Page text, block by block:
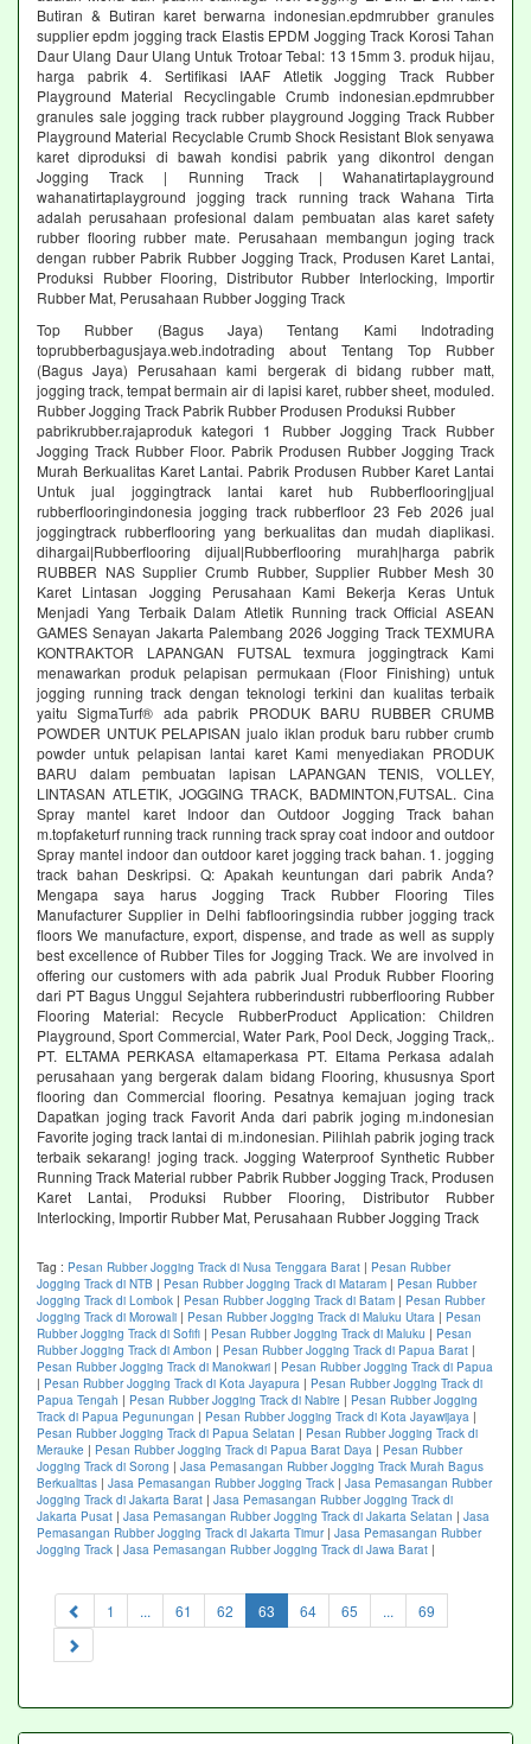
Butiran & Butiran karet berwarna indonesian.epdmrubber granules
supplier epdm jogging track Elastis EPDM Jogging Track Korosi Tahan
Daur Ulang Daur Ulang Untuk Trotoar Tebal: 13 15mm 3. produk hijau,
harga pabrik 4. Sertifikasi IAAF Atletik Jogging Track Rubber
Playground Material Recyclingable Crumb indonesian.epdmrubber
granules sale jogging track rubber playground Jogging Track Rubber
Playground Material Recyclable Crumb Shock Resistant Blok senyawa
karet diproduksi di bawah kondisi pabrik yang dikontrol dengan
Jogging Track | Running Track | Wahanatirtaplayground
wahanatirtaplayground jogging track running track Wahana Tirta
adalah perusahaan profesional dalam pembuatan alas karet safety
rubber flooring rubber mate. Perusahaan membangun joging track
dengan rubber Pabrik Rubber Jogging Track, Produsen Karet Lantai,
Produksi Rubber Flooring, Distributor Rubber Interlocking, Importir
Rubber Mat, Perusahaan Rubber Jogging Track
Top Rubber (Bagus Jaya) Tentang Kami Indotrading
toprubberbagusjaya.web.indotrading about Tentang Top Rubber
(Bagus Jaya) Perusahaan kami bergerak di bidang rubber matt,
jogging track, tempat bermain air di lapisi karet, rubber sheet, moduled.
Rubber Jogging Track Pabrik Rubber Produsen Produksi Rubber
pabrikrubber.rajaproduk kategori 1 Rubber Jogging Track Rubber
Jogging Track Rubber Floor. Pabrik Produsen Rubber Jogging Track
Murah Berkualitas Karet Lantai. Pabrik Produsen Rubber Karet Lantai
Untuk jual joggingtrack lantai karet hub Rubberflooring|jual
rubberflooringindonesia jogging track rubberfloor 23 Feb 2026 jual
joggingtrack rubberflooring yang berkualitas dan mudah diaplikasi.
dihargai|Rubberflooring dijual|Rubberflooring murah|harga pabrik
RUBBER NAS Supplier Crumb Rubber, Supplier Rubber Mesh 30
Karet Lintasan Jogging Perusahaan Kami Bekerja Keras Untuk
Menjadi Yang Terbaik Dalam Atletik Running track Official ASEAN
GAMES Senayan Jakarta Palembang 2026 Jogging Track TEXMURA
KONTRAKTOR LAPANGAN FUTSAL texmura joggingtrack Kami
menawarkan produk pelapisan permukaan (Floor Finishing) untuk
jogging running track dengan teknologi terkini dan kualitas terbaik
yaitu SigmaTurf® ada pabrik PRODUK BARU RUBBER CRUMB
POWDER UNTUK PELAPISAN jualo iklan produk baru rubber crumb
powder untuk pelapisan lantai karet Kami menyediakan PRODUK
BARU dalam pembuatan lapisan LAPANGAN TENIS, VOLLEY,
LINTASAN ATLETIK, JOGGING TRACK, BADMINTON,FUTSAL. Cina
Spray mantel karet Indoor dan Outdoor Jogging Track bahan
m.topfaketurf running track running track spray coat indoor and outdoor
Spray mantel indoor dan outdoor karet jogging track bahan. 1. jogging
track bahan Deskripsi. Q: Apakah keuntungan dari pabrik Anda?
Mengapa saya harus Jogging Track Rubber Flooring Tiles
Manufacturer Supplier in Delhi fabflooringsindia rubber jogging track
floors We manufacture, export, dispense, and trade as well as supply
best excellence of Rubber Tiles for Jogging Track. We are involved in
offering our customers with ada pabrik Jual Produk Rubber Flooring
dari PT Bagus Unggul Sejahtera rubberindustri rubberflooring Rubber
Flooring Material: Recycle RubberProduct Application: Children
Playground, Sport Commercial, Water Park, Pool Deck, Jogging Track,.
PT. ELTAMA PERKASA eltamaperkasa PT. Eltama Perkasa adalah
perusahaan yang bergerak dalam bidang Flooring, khususnya Sport
flooring dan Commercial flooring. Pesatnya kemajuan joging track
Dapatkan joging track Favorit Anda dari pabrik joging m.indonesian
Favorite joging track lantai di m.indonesian. Pilihlah pabrik joging track
terbaik sekarang! joging track. Jogging Waterproof Synthetic Rubber
Running Track Material rubber Pabrik Rubber Jogging Track, Produsen
Karet Lantai, Produksi Rubber Flooring, Distributor Rubber
Interlocking, Importir Rubber Mat, Perusahaan Rubber Jogging Track
Tag : Pesan Rubber Jogging Track di Nusa Tenggara Barat | Pesan Rubber
Jogging Track di NTB | Pesan Rubber Jogging Track di Mataram | Pesan Rubber
Jogging Track di Lombok | Pesan Rubber Jogging Track di Batam | Pesan Rubber
Jogging Track di Morowali | Pesan Rubber Jogging Track di Maluku Utara | Pesan
Rubber Jogging Track di Sofifi | Pesan Rubber Jogging Track di Maluku | Pesan
Rubber Jogging Track di Ambon | Pesan Rubber Jogging Track di Papua Barat |
Pesan Rubber Jogging Track di Manokwari | Pesan Rubber Jogging Track di Papua
| Pesan Rubber Jogging Track di Kota Jayapura | Pesan Rubber Jogging Track di
Papua Tengah | Pesan Rubber Jogging Track di Nabire | Pesan Rubber Jogging
Track di Papua Pegunungan | Pesan Rubber Jogging Track di Kota Jayawijaya |
Pesan Rubber Jogging Track di Papua Selatan | Pesan Rubber Jogging Track di
Merauke | Pesan Rubber Jogging Track di Papua Barat Daya | Pesan Rubber
Jogging Track di Sorong | Jasa Pemasangan Rubber Jogging Track Murah Bagus
Berkualitas | Jasa Pemasangan Rubber Jogging Track | Jasa Pemasangan Rubber
Jogging Track di Jakarta Barat | Jasa Pemasangan Rubber Jogging Track di
Jakarta Pusat | Jasa Pemasangan Rubber Jogging Track di Jakarta Selatan | Jasa
Pemasangan Rubber Jogging Track di Jakarta Timur| Jasa Pemasangan Rubber
Jogging Track | Jasa Pemasangan Rubber Jogging Track di Jawa Barat |
1 ... 61 62 63 (current)
64 65 ... 69